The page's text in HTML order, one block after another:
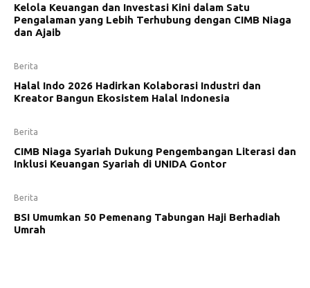
Kelola Keuangan dan Investasi Kini dalam Satu
Pengalaman yang Lebih Terhubung dengan CIMB Niaga
dan Ajaib
Berita
Halal Indo 2026 Hadirkan Kolaborasi Industri dan
Kreator Bangun Ekosistem Halal Indonesia
Berita
CIMB Niaga Syariah Dukung Pengembangan Literasi dan
Inklusi Keuangan Syariah di UNIDA Gontor
Berita
BSI Umumkan 50 Pemenang Tabungan Haji Berhadiah
Umrah